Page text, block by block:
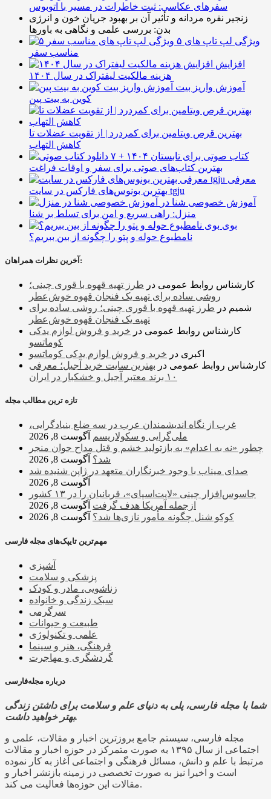
سفرهای عکاسی: ثبت خاطرات در مسیر با اتوبوس
زنجیر نقره مردانه و تأثیر آن بر بهبود جریان خون و انرژی
بدن: بررسی علمی و نگاهی به باورها
۵ ویژگی لپ تاپ های
مناسب سفر
افزایش
هزینه مالکیت لیفتراک در سال ۱۴۰۴
آموزش واریز بیت
کوین به بیت پین
بهترین قرص ویتامین برای کمردرد | از تقویت عضلات تا
کاهش التهاب
۷ کتاب صوتی برای تابستان ۱۴۰۴ +
بهترین کتاب‌های صوتی برای سفر و اوقات فراغت
معرفی
بهترین بونوس‌های فارکس در سایت tgju
آموزش خصوصی شنا در
منزل: راهی سریع و امن برای تسلط بر شنا
بوی
نامطبوع حوله و پتو را چگونه از بین ببریم؟
آخرین نظرات همراهان:
کارشناس روابط عمومی در طرز تهیه قهوه با قوری چینی؛
روشی ساده برای تهیه یک فنجان قهوه خوش‌عطر
شمیم در طرز تهیه قهوه با قوری چینی؛ روشی ساده برای
تهیه یک فنجان قهوه خوش‌عطر
کارشناس روابط عمومی در خرید و فروش لوازم یدکی
کوماتسو
اکبری در خرید و فروش لوازم یدکی کوماتسو
کارشناس روابط عمومی در بهترین سایت خرید آجیل؛ معرفی
۱۰ برند معتبر آجیل و خشکبار در ایران
تازه ترین مطالب مجله
غرب از نگاه اندیشمندان عرب در سه ضلع بنیادگرایی،
ملی‌گرایی و سکولاریسم آگوست 8, 2026
چطور «نه به اعدام» به بازتولید خشم و قتل مداح جوان منجر
شد؟ آگوست 8, 2026
صدای میناب با وجود خبرنگاران متعهد در ژاپن شنیده شد
آگوست 8, 2026
جاسوس‌افزار چینی «لایت‌اسپای»، قربانیان را در ۱۳ کشور
ازجمله آمریکا هدف گرفت آگوست 8, 2026
کوکو شنل چگونه مأمور نازی‌ها شد؟ آگوست 8, 2026
مهم‌ترین تایپک‌های مجله فارسی
آشپزی
پزشکی و سلامت
زناشویی، مادر و کودک
سبک زندگی و خانواده
سرگرمی
طبیعت و حیوانات
علمی و تکنولوژی
فرهنگی، هنر و سینما
گردشگری و مهاجرت
درباره مجله‌فارسی
شما با مجله فارسی، پلی به دنیای علم و سلامت برای داشتن زندگی
بهتر خواهید داشت.
مجله فارسی، سیستم جامع بروزترین اخبار و مقالات، علمی و
اجتماعی از سال ۱۳۹۵ به صورت متمرکز در حوزه اخبار و مقالات
مرتبط با علم و دانش، مسائل فرهنگی و اجتماعی آغاز به کار نموده
است و اخیرا نیز به صورت تخصصی در زمینه بازنشر اخبار و
مقالات این حوزه‌ها فعالیت می کند.